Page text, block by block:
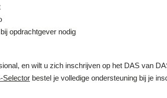
opdrachtgever nodig
en wilt u zich inschrijven op het DAS van
Selectorbestel je volledige ondersteuning bij je